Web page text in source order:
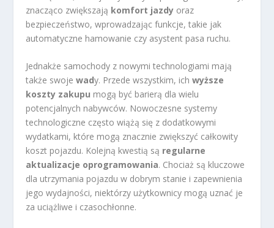
znacząco zwiększają komfort jazdy oraz
bezpieczeństwo, wprowadzając funkcje, takie jak
automatyczne hamowanie czy asystent pasa ruchu.
Jednakże samochody z nowymi technologiami mają
także swojewady. Przede wszystkim, ichwyższe
koszty zakupu mogą być barierą dla wielu
potencjalnych nabywców. Nowoczesne systemy
technologiczne często wiążą się z dodatkowymi
wydatkami, które mogą znacznie zwiększyć całkowity
koszt pojazdu. Kolejną kwestią są regularne
aktualizacje oprogramowania. Chociaż są kluczowe
dla utrzymania pojazdu w dobrym stanie i zapewnienia
jego wydajności, niektórzy użytkownicy mogą uznać je
za uciążliwe i czasochłonne.